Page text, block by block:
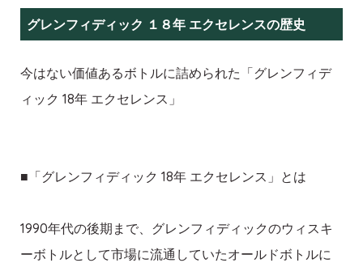
グレンフィディック １８年 エクセレンスの歴史
今はない価値あるボトルに詰められた「グレンフィデ
ィック 18年 エクセレンス」
■「グレンフィディック 18年 エクセレンス」とは
1990年代の後期まで、グレンフィディックのウィスキ
ーボトルとして市場に流通していたオールドボトルに